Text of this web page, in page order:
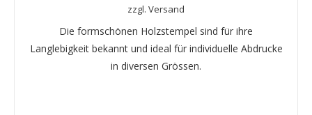
zzgl. Versand
Die formschönen Holzstempel sind für ihre
Langlebigkeit bekannt und ideal für individuelle Abdrucke
in diversen Grössen.